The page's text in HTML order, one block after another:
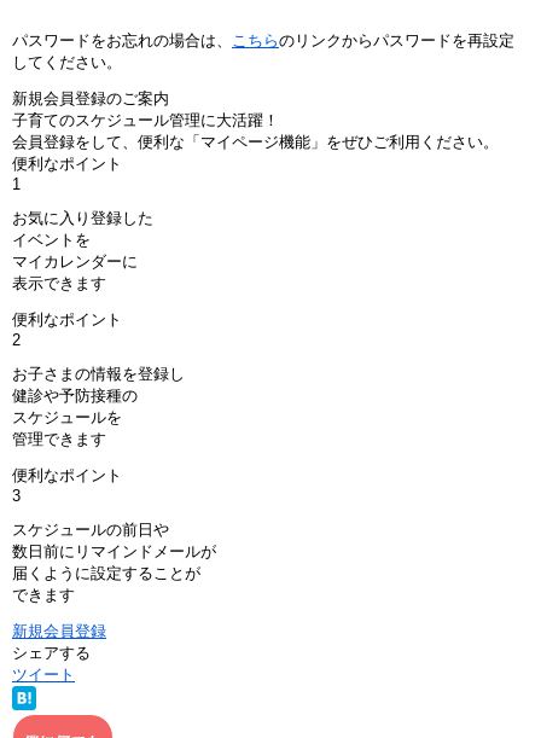
パスワードをお忘れの場合は、 こちらのリンクからパスワードを再設定
してください。
新規会員登録のご案内
子育てのスケジュール管理に大活躍！
会員登録をして、便利な「マイページ機能」をぜひご利用ください。
便利なポイント
1
お気に入り登録した
イベントを
マイカレンダーに
表示できます
便利なポイント
2
お子さまの情報を登録し
健診や予防接種の
スケジュールを
管理できます
便利なポイント
3
スケジュールの前日や
数日前にリマインドメールが
届くように設定することが
できます
新規会員登録
シェアする
ツイート